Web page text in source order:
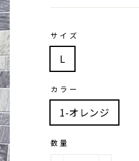
格
サイズ
L
カラー
1-オレンジ
数量